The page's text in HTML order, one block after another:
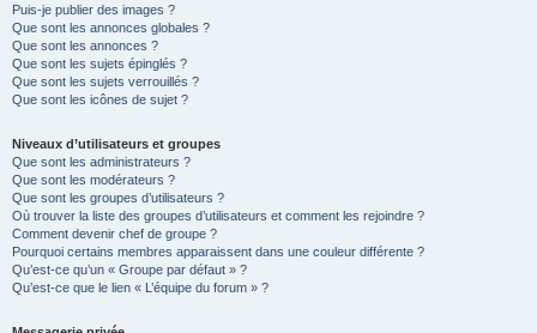
Puis-je publier des images ?
Que sont les annonces globales ?
Que sont les annonces ?
Que sont les sujets épinglés ?
Que sont les sujets verrouillés ?
Que sont les icônes de sujet ?
Niveaux d’utilisateurs et groupes
Que sont les administrateurs ?
Que sont les modérateurs ?
Que sont les groupes d’utilisateurs ?
Où trouver la liste des groupes d’utilisateurs et comment les rejoindre ?
Comment devenir chef de groupe ?
Pourquoi certains membres apparaissent dans une couleur différente ?
Qu’est-ce qu’un « Groupe par défaut » ?
Qu’est-ce que le lien « L’équipe du forum » ?